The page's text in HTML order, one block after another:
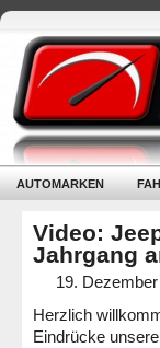
AUTOMARKEN
Video:
Jahrgang
19. Dezember
Herzlich
Eindrücke